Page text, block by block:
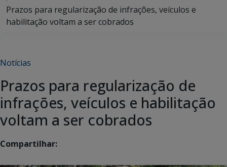
Prazos para regularização de infrações, veículos e
habilitação voltam a ser cobrados
Notícias
Prazos para regularização de
infrações, veículos e habilitação
voltam a ser cobrados
Compartilhar: